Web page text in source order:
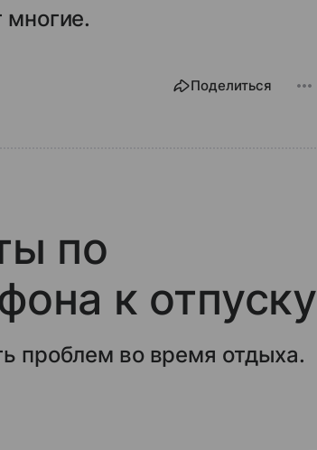
многие.
Поделиться
по
к отпуску
проблем во время отдыха.